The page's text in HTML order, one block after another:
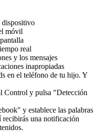
dispositivo
móvil
real
y los mensajes
inapropiadas
en el teléfono de tu hijo. Y
Control y pulsa "Detección
y establece las palabras
recibirás una notificación